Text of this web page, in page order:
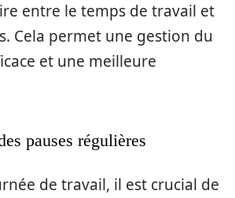
entre le temps de travail et
Cela permet une gestion du
et une meilleure
pauses régulières
de travail, il est crucial de